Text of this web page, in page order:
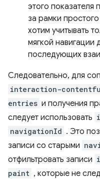
этого показателя
за рамки
хотим учитывать
мягкой навигации
последующих
Следовательно, для
interaction-
entries и получения
следует использовать
navigationId . Это
записи со старыми
отфильтровать записи
paint , которые не